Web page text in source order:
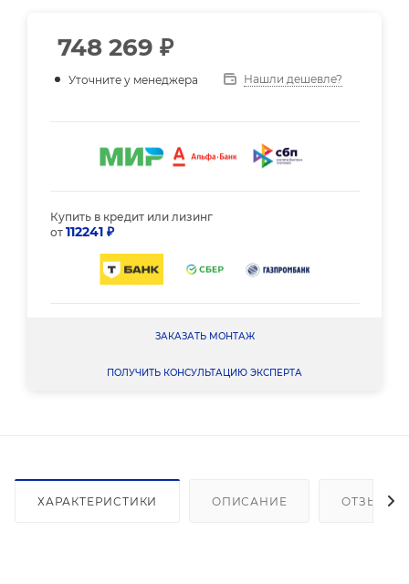
748 269 ₽
Уточните у менеджера Нашли дешевле?
Купить в кредит или лизинг
от 112241 ₽
ЗАКАЗАТЬ МОНТАЖ
ПОЛУЧИТЬ КОНСУЛЬТАЦИЮ ЭКСПЕРТА
ХАРАКТЕРИСТИКИ ОПИСАНИЕ ОТЗЫВЫ